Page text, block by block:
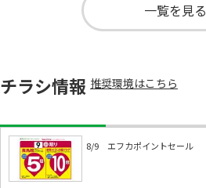
一覧を見る
チラシ情報 推奨環境はこちら
8/9 エフカポイントセール